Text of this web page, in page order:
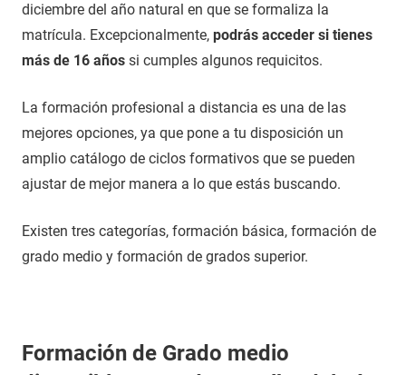
diciembre del año natural en que se formaliza la
matrícula. Excepcionalmente, podrás acceder si tienes
más de 16 años si cumples algunos requicitos.
La formación profesional a distancia es una de las
mejores opciones, ya que pone a tu disposición un
amplio catálogo de ciclos formativos que se pueden
ajustar de mejor manera a lo que estás buscando.
Existen tres categorías, formación básica, formación de
grado medio y formación de grados superior.
Formación de Grado medio